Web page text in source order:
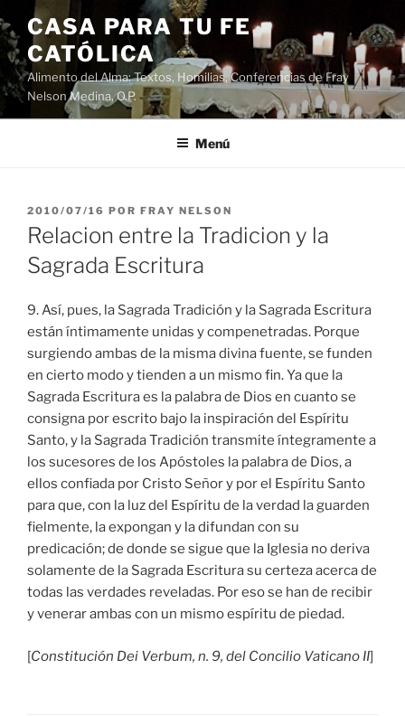
Saltar
al
contenido
CASA PARA TU FE
CATÓLICA
Alimento del Alma: Textos, Homilias, Conferencias de Fray
Nelson Medina, O.P.
Menú
PUBLICADO
EL
2010/07/16 POR FRAY NELSON
Relacion entre la Tradicion y la
Sagrada Escritura
9. Así, pues, la Sagrada Tradición y la Sagrada Escritura
están íntimamente unidas y compenetradas. Porque
surgiendo ambas de la misma divina fuente, se funden
en cierto modo y tienden a un mismo fin. Ya que la
Sagrada Escritura es la palabra de Dios en cuanto se
consigna por escrito bajo la inspiración del Espíritu
Santo, y la Sagrada Tradición transmite íntegramente a
los sucesores de los Apóstoles la palabra de Dios, a
ellos confiada por Cristo Señor y por el Espíritu Santo
para que, con la luz del Espíritu de la verdad la guarden
fielmente, la expongan y la difundan con su
predicación; de donde se sigue que la Iglesia no deriva
solamente de la Sagrada Escritura su certeza acerca de
todas las verdades reveladas. Por eso se han de recibir
y venerar ambas con un mismo espíritu de piedad.
[Constitución Dei Verbum, n. 9, del Concilio Vaticano II]